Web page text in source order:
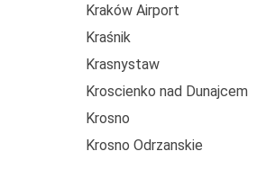
Kraków Airport
Kraśnik
Krasnystaw
Kroscienko nad Dunajcem
Krosno
Krosno Odrzanskie